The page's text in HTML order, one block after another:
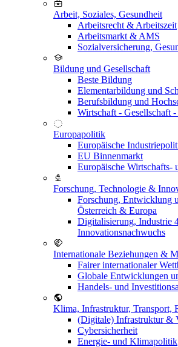
Arbeit, Soziales, Gesundheit
Arbeitsrecht & Arbeitszeit
Arbeitsmarkt & AMS
Sozialversicherung,
Bildung und Gesellschaft
Beste Bildung
Elementarbildung und
Berufsbildung und
Wirtschaft - Gesellschaft
Europapolitik
Europäische
EU Binnenmarkt
Europäische Wirtschafts-
Forschung, Technologie &
Forschung, Entwicklung
Österreich & Europa
Digitalisierung, Industrie
Innovationsnachwuchs
Internationale Beziehungen &
Fairer internationaler
Globale Entwicklungen
Handels- und
Klima, Infrastruktur, Transport,
(Digitale) Infrastruktur &
Cybersicherheit
Energie- und Klimapolitik